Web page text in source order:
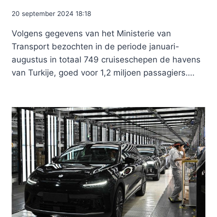
20 september 2024 18:18
Volgens gegevens van het Ministerie van
Transport bezochten in de periode januari-
augustus in totaal 749 cruiseschepen de havens
van Turkije, goed voor 1,2 miljoen passagiers….